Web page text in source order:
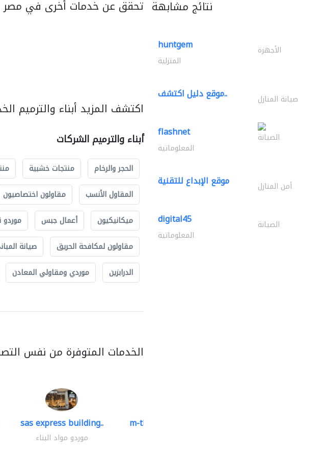
تحقق عن خدمات أخرى في مصر
اكتشف المزيد أبناء والترميم
أبناء والترميم الشركات
الحجر والرخام منتجات خشبية
المقاول الأنسب
مقاولون اختصاصيون
ميكانيكيون
أعمال جبس موردو
مقاولون لمكافحة الحريق
صيانة
الدرابزين
موردي ومقاولي المعادن
الخدمات المتوفرة من نفس
sas express building..
موردو مواد البناء
m-three building materials
نتائج مشابهة
huntgem الأجهزة
المنزلية
موقع دليل اكتشف.. صيانة المنازل
flashnet الصيانة
المعلوماتية
موقع الإبداع للتقنية أمن المنازل
digital45 الصيانة
المعلوماتية